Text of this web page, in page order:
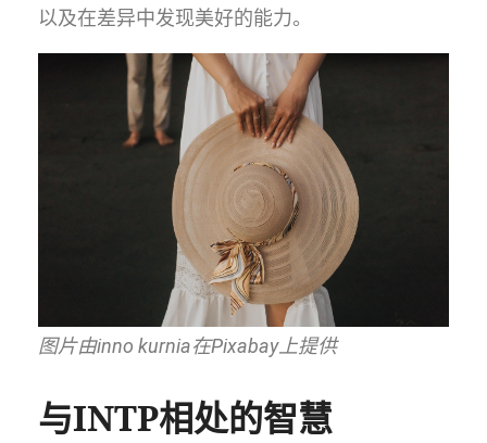
以及在差异中发现美好的能力。
图片由inno kurnia在Pixabay上提供
与INTP相处的智慧